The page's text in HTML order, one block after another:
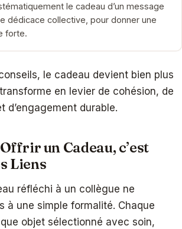
le cadeau d’un message
dédicace collective, pour donner une
forte.
le cadeau devient bien plus
en levier de cohésion, de
d’engagement durable.
un Cadeau, c’est
Liens
réfléchi à un collègue ne
à une simple formalité. Chaque
objet sélectionné avec soin,